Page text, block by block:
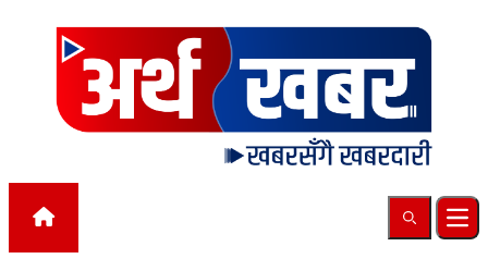
Skip to content
Search